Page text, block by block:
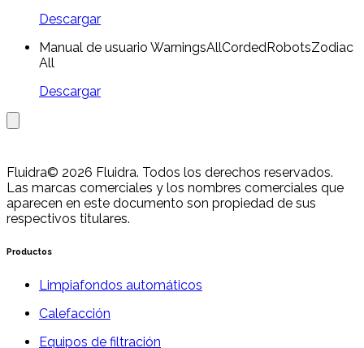
Descargar
Manual de usuario WarningsAllCordedRobotsZodiac
All
Descargar
Fluidra© 2026 Fluidra. Todos los derechos reservados.
Las marcas comerciales y los nombres comerciales que
aparecen en este documento son propiedad de sus
respectivos titulares.
Productos
Limpiafondos automáticos
Calefacción
Equipos de filtración